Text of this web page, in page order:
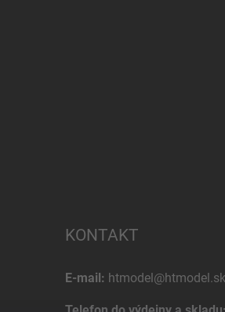
KONTAKT
E-mail: htmodel@htmodel.sk